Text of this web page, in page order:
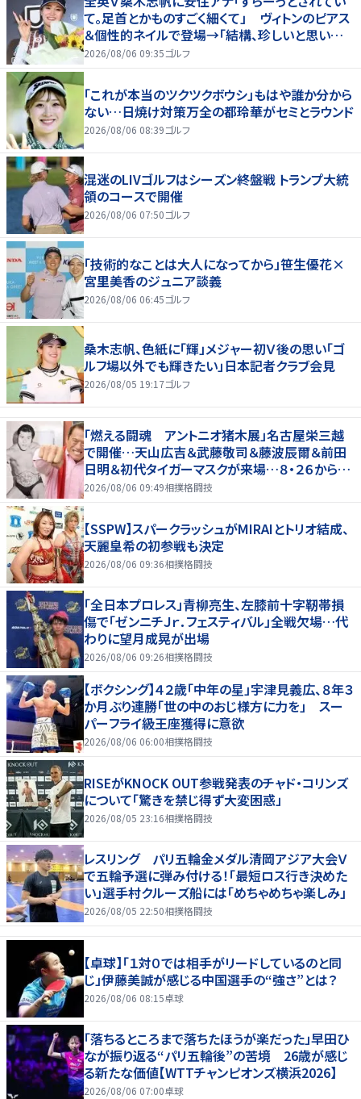
て。足首とかものすごく細くて」 ヴィトンのピアス
＆個性的ネイルで登場→「結構、珍しいと思いま
す」
2026/08/06 09:35ゴルフ
「これが本当のツクツクボウシ」もはや誰か分から
ない…日焼け対策万全の都玲華がセミとラウンド
2026/08/06 08:39ゴルフ
混迷のLIVゴルフはシーズン終盤戦 トランプ大統
領のコースで開催
2026/08/06 07:50ゴルフ
「技術的なことは大人になってから」笹生優花×
宮里美香のジュニア談義
2026/08/06 06:45ゴルフ
桑木志帆、色紙に「輝」メジャー初Ｖ後の思い「ゴ
ルフ場以外でも輝きたい」日本記者クラブ会見
2026/08/05 19:17ゴルフ
「燃える闘魂 アントニオ猪木展」名古屋栄三越
で開催…天山広吉＆武藤敬司＆藤波辰爾＆前田
日明＆初代タイガーマスクが来場…８・２６から９・
７まで
2026/08/06 09:49相撲格闘技
【SSPW】スパークラッシュがMIRAIとトリオ結成、
天麗皇希の初参戦も決定
2026/08/06 09:36相撲格闘技
「全日本プロレス」青柳亮生、左膝前十字靭帯損
傷で「ゼンニチＪｒ．フェスティバル」全戦欠場…代
わりに望月成晃が出場
2026/08/06 09:26相撲格闘技
【ボクシング】４２歳「中年の星」宇津見義広、８年３
か月ぶり連勝「世の中のおじ様方に力を」 スー
パーフライ級王座獲得に意欲
2026/08/06 06:00相撲格闘技
RISEがKNOCK OUT参戦発表のチャド・コリンズ
について「驚きを禁じ得ず大変困惑」
2026/08/05 23:16相撲格闘技
レスリング パリ五輪金メダル清岡アジア大会Ｖ
で五輪予選に弾み付ける！「最短ロス行き決めた
い」選手村クルーズ船には「めちゃめちゃ楽しみ」
2026/08/05 22:50相撲格闘技
【卓球】「１対０では相手がリードしているのと同
じ」伊藤美誠が感じる中国選手の“強さ”とは？
2026/08/06 08:15卓球
「落ちるところまで落ちたほうが楽だった」早田ひ
なが振り返る“パリ五輪後”の苦境 26歳が感じ
る新たな価値【WTTチャンピオンズ横浜2026】
2026/08/06 07:00卓球